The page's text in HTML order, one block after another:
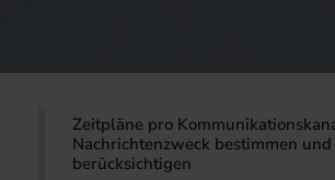
Zeitpläne pro
Nachrichtenzweck bestimmen
berücksichtigen